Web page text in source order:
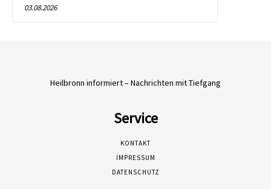
03.08.2026
Heilbronn informiert – Nachrichten mit Tiefgang
Service
KONTAKT
IMPRESSUM
DATENSCHUTZ